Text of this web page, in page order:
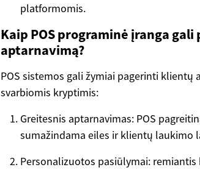
platformomis.
Kaip POS programinė įranga
aptarnavimą?
POS sistemos gali žymiai pagerinti
svarbiomis kryptimis:
Greitesnis aptarnavimas: POS
sumažindama eiles ir klientų laukimo
Personalizuotos pasiūlymai: